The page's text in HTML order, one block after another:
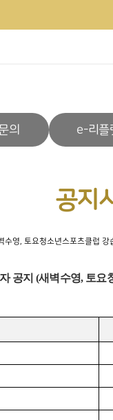
의 e-리플
공지
영, 토요청소년스포츠클럽 강
공지 (새벽수영, 토요